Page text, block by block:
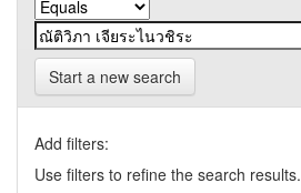
Start a new search
Add filters:
Use filters to refine the search results.